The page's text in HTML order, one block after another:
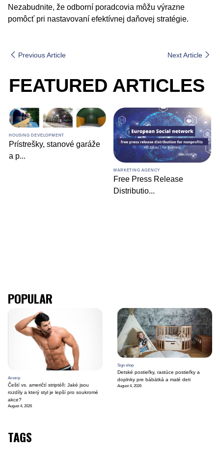
Nezabudnite, že odborní poradcovia môžu výrazne
pomôcť pri nastavovaní efektívnej daňovej stratégie.
Previous Article Next Article
FEATURED ARTICLES
HOUSING DEVELOPMENT
Prístrešky, stanové garáže
a p...
MARKETING AGENCY
Free Press Release
Distributio...
POPULAR
Airstrip
Čeští vs. američtí striptéři: Jaké jsou
rozdíly a který styl je lepší pro soukromé
akce?
August 4, 2026
Sign shop
Detské postieľky, rastúce postieľky a
doplnky pre bábätká a malé deti
August 4, 2026
TAGS